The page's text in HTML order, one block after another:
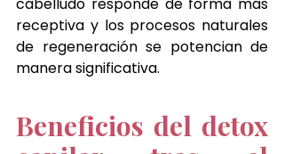
cabelludo responde de forma más
receptiva y los procesos naturales
de regeneración se potencian de
manera significativa.
Beneficios del detox